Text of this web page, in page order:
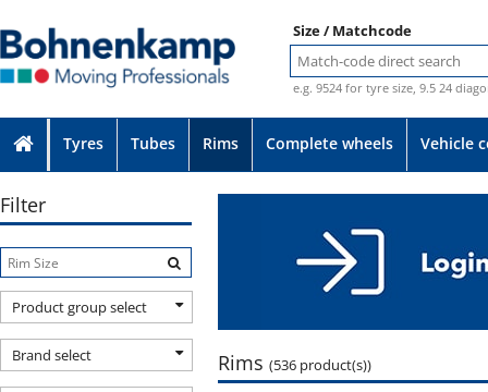
Size / Matchcode
e.g. 9524 for tyre size, 9.5 24
Tyres Tubes Rims Complete wheels Vehicle
Rims (536 product(s))
Filter
Product group select
Brand select